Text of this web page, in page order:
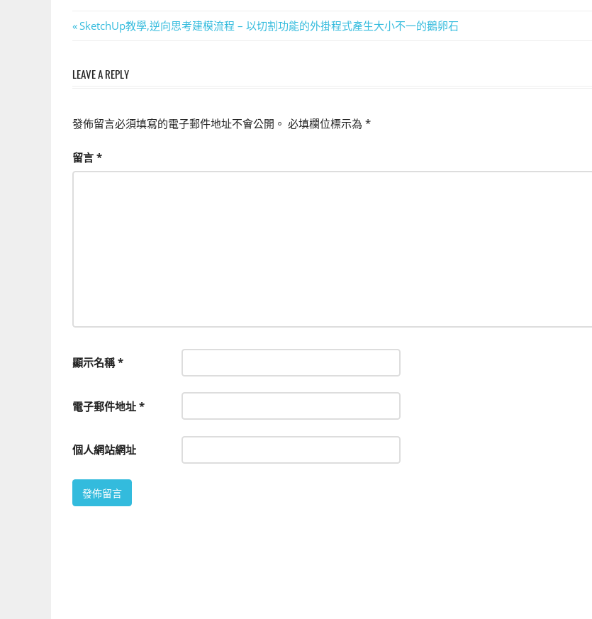
文
導
覽
Previous
SketchUp教學,逆向思考建模流程 – 以切割功能的外掛程式產生大小不一的鵝卵石
LEAVE A REPLY
發佈留言必須填寫的電子郵件地址不會公開。 必填欄位標示為 *
留言 *
顯示名稱*
電子郵件地址 *
個人網站網址